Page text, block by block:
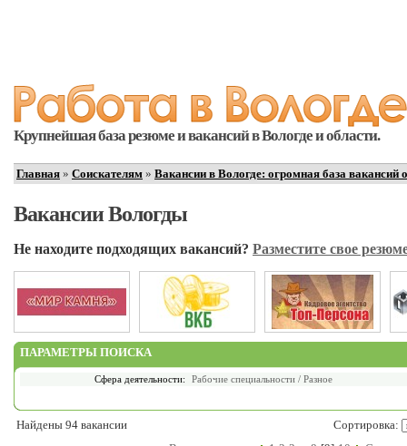
Крупнейшая база резюме и вакансий в Вологде и области.
Главная » Соискателям » Вакансии в Вологде: огромная база вакансий
Вакансии Вологды
Не находите подходящих вакансий? Разместите свое
ПАРАМЕТРЫ ПОИСКА
Сфера деятельности: Рабочие специальности / Разное
Найдены 94 вакансии
Сортировка: